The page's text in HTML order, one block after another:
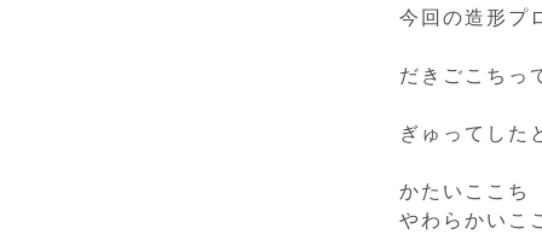
今回の造形プ
だきごこちっ
ぎゅってした
かたいここち
やわらかいこ